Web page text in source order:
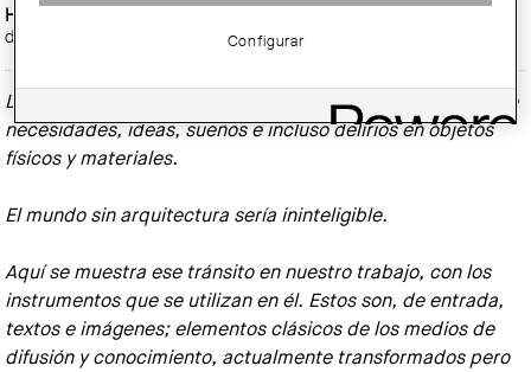
Horario :De lunes a viernes de 10 a 20.00 h. Domingos y festivos
de 10 a 15 h
La práctica de la arquitectura supone la transformación de
necesidades, ideas, sueños e incluso delirios en objetos
físicos y materiales.
El mundo sin arquitectura sería ininteligible.
Aquí se muestra ese tránsito en nuestro trabajo, con los
instrumentos que se utilizan en él. Estos son, de entrada,
textos e imágenes; elementos clásicos de los medios de
difusión y conocimiento, actualmente transformados pero
Configurar